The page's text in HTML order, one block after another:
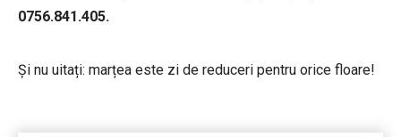
0756.841.405.
Și nu uitați: marțea este zi de reduceri pentru orice floare!